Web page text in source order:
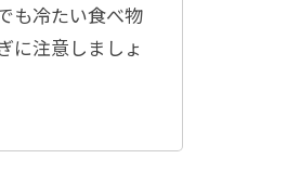
も冷たい食べ物
に注意しましょ